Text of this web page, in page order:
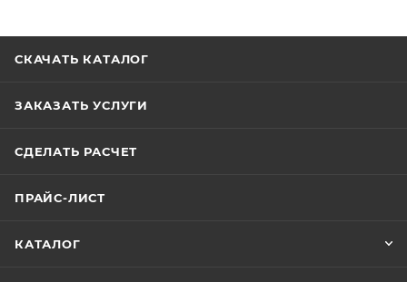
СКАЧАТЬ КАТАЛОГ
ЗАКАЗАТЬ УСЛУГИ
СДЕЛАТЬ РАСЧЕТ
ПРАЙС-ЛИСТ
КАТАЛОГ